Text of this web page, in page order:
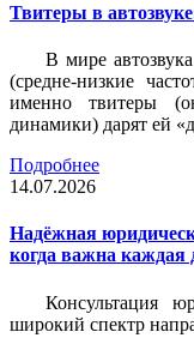
Твитеры в
В мире
(средне-низкие
именно твитеры
динамики) дарят ей
Подробнее
14.07.2026
Надёжная
когда важна каждая
Консультация
широкий спектр